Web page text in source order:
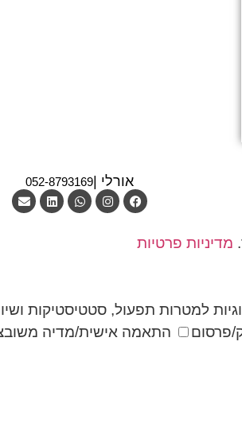
אורלי | 052-8793169
מדיניות פרטיות
למטרות תפעול, סטטיסטיקות
פרסום התאמה אישית/מדיה